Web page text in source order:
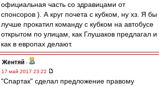
официальная часть со здравицами от
спонсоров ). А круг почета с кубком, ну хз. Я бы
лучше прокатил команду с кубком на автобусе
открытом по улицам, как Глушаков предлагал и
как в европах делают.
Жентяй -
17 май 2017 23:22
"Спартак" сделал предложение правому